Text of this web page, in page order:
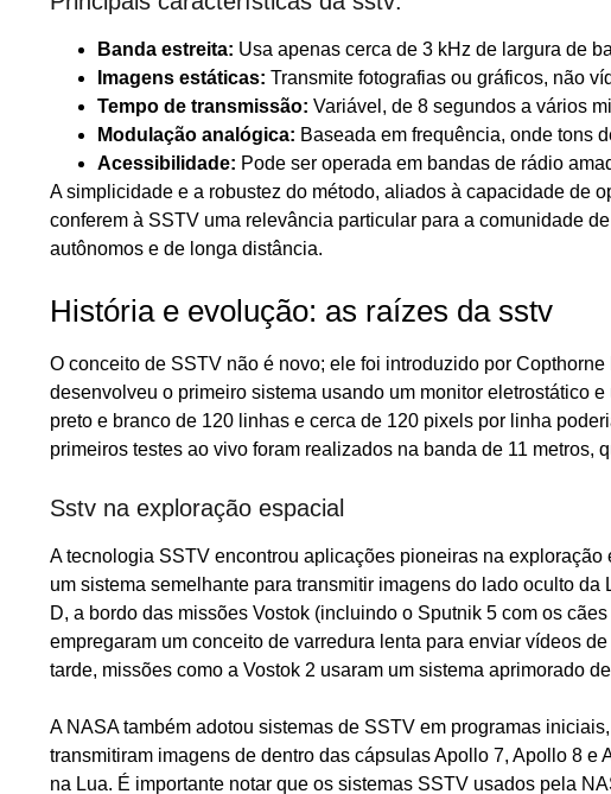
Banda estreita: Usa apenas cerca de 3 kHz de largura de
Imagens estáticas: Transmite fotografias ou gráficos, não
Tempo de transmissão: Variável, de 8 segundos a vários
Modulação analógica: Baseada em frequência, onde tons
Acessibilidade: Pode ser operada em bandas de rádio
A simplicidade e a robustez do método, aliados à capacidade de
conferem à SSTV uma relevância particular para a comunidade
autônomos e de longa distância.
História e evolução: as raízes da sstv
O conceito de SSTV não é novo; ele foi introduzido por
desenvolveu o primeiro sistema usando um monitor eletrostático
preto e branco de 120 linhas e cerca de 120 pixels por linha
primeiros testes ao vivo foram realizados na banda de 11 metros,
Sstv na exploração espacial
A tecnologia SSTV encontrou aplicações pioneiras na
um sistema semelhante para transmitir imagens do lado oculto
D, a bordo das missões Vostok (incluindo o Sputnik 5 com os
empregaram um conceito de varredura lenta para enviar vídeos
tarde, missões como a Vostok 2 usaram um sistema aprimorado
A NASA também adotou sistemas de SSTV em programas
transmitiram imagens de dentro das cápsulas Apollo 7, Apollo 8
na Lua. É importante notar que os sistemas SSTV usados pela